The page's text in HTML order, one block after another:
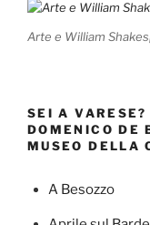
Arte e William
SEI A
DOMENICO DE
MUSEO DELLA
A Besozzo